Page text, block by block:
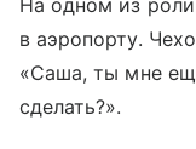
в аэропорту.
«Саша, ты мне
сделать?».